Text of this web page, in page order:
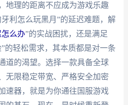
地理的距离不应成为游戏乐趣
利怎么玩黑月”的延迟难题，解
么办”的实战困扰，还是满足
的轻松需求，其本质都是对一条
道的渴望。选择一款具备全球
无限稳定带宽、严格安全加密
速器，就是为你通往国服游戏